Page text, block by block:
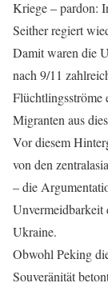
Kriege – pardon:
Seither regiert
Damit waren die
nach 9/11
Flüchtlingsströme
Migranten aus
Vor diesem
von den
– die
Ukraine.
Obwohl Peking
Souveränität